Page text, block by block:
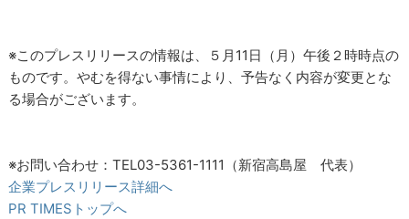
※このプレスリリースの情報は、５月11日（月）午後２時時点の
ものです。やむを得ない事情により、予告なく内容が変更とな
る場合がございます。
※お問い合わせ：TEL03-5361-1111（新宿高島屋 代表）
企業プレスリリース詳細へ
PR TIMESトップへ